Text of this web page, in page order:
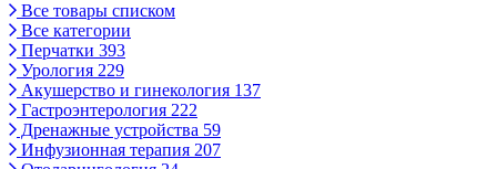
Все товары списком
Все категории
Перчатки 393
Урология 229
Акушерство и гинекология 137
Гастроэнтерология 222
Дренажные устройства 59
Инфузионная терапия 207